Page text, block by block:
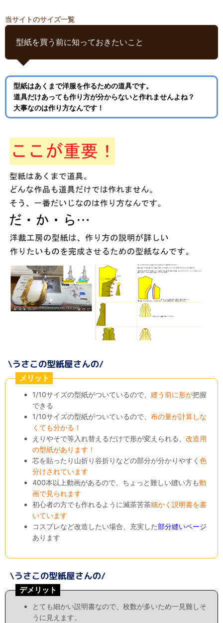
当サイトのサイズ一覧
型紙を買う前に知っておきたいこと
型紙はあくまで洋服を作るための道具です。
道具だけあっても作り方が分からないと作れませんよね？
大事なのは作り方なんです！
メリット
1/10サイズの型紙がついているので、縫う前に形が把握
できる
1/10サイズの型紙がついているので、布の量が計算しな
くても分かる！
えりやそで等入れ替えるだけで形が変えられる、改造用
の型紙があります！
芯を貼ったり山折り谷折りなどの部分が分かりやすく色
分けされています
400本以上動画があるので、ちょっと難しい縫い方も動
画で見られます
初心者の方でも作れるように滅茶苦茶細かく説明書を書
いています
コスプレなど改造したい場合、充実した部分縫いページ
あります
デメリット
とても細かい説明書なので、枚数が多いため一見難しそ
うに見えます。